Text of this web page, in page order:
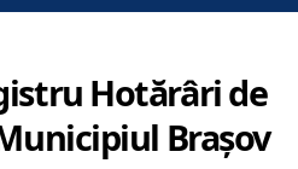
Hotărâri de
Brașov